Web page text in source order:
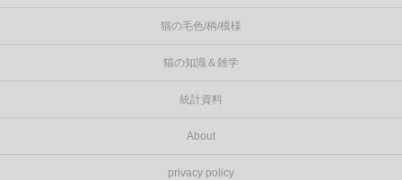
猫の毛色/柄/模様
猫の知識＆雑学
統計資料
About
privacy policy